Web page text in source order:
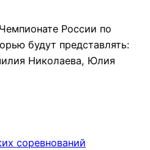
России по
будут представлять:
Николаева, Юлия